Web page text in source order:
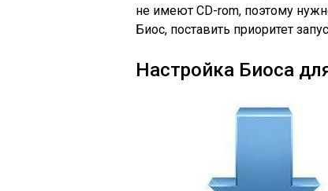
не имеют CD-rom, поэтому
Биос, поставить приоритет
Настройка Биоса